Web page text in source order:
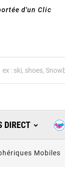
d'un Clic
DIRECT
Mobiles